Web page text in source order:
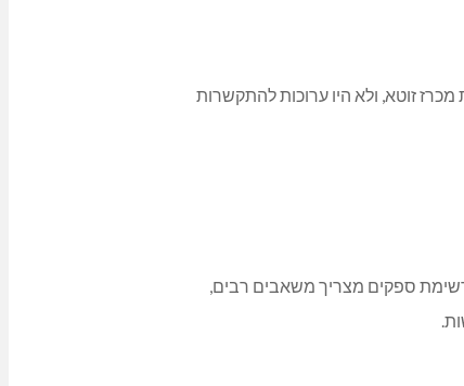
זוטא, ולא היו ערוכות להתקשרות
רשימת ספקים מצריך משאבים רבים,